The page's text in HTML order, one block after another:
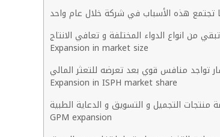
Expansion in market size
Expansion in ISPH market share
GPM expansion